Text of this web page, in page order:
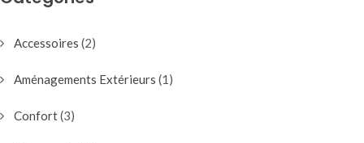
Accessoires (2)
Aménagements Extérieurs (1)
Confort(3)